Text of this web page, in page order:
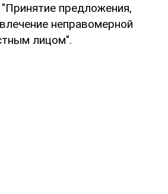
"Принятие предложения,
неправомерной
лицом".